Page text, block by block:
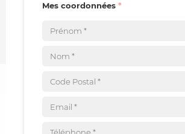
Mes coordonnées